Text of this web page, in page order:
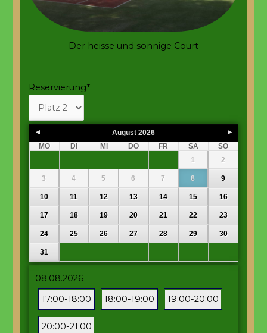
Der heisse und sonnige Court
Reservierung*
August 2026
MO
DI MI DO FR SA
SO
1
2
3 4 5 6 7 8 9
10 11 12 13 14 15 16
17 18 19 20 21 22 23
24 25 26 27 28 29 30
31
08.08.2026
17:00-18:00
18:00-19:00 19:00-20:00
20:00-21:00